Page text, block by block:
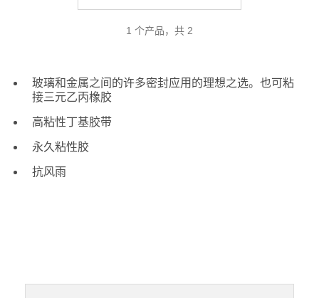
1 个产品，共 2
玻璃和金属之间的许多密封应用的理想之选。也可粘
接三元乙丙橡胶
高粘性丁基胶带
永久粘性胶
抗风雨